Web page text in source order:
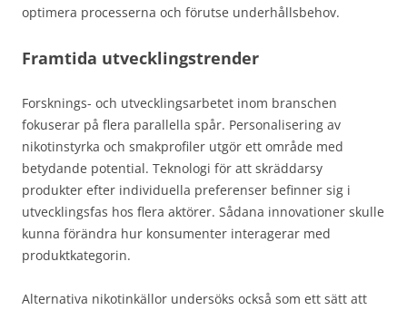
optimera processerna och förutse underhållsbehov.
Framtida utvecklingstrender
Forsknings- och utvecklingsarbetet inom branschen
fokuserar på flera parallella spår. Personalisering av
nikotinstyrka och smakprofiler utgör ett område med
betydande potential. Teknologi för att skräddarsy
produkter efter individuella preferenser befinner sig i
utvecklingsfas hos flera aktörer. Sådana innovationer skulle
kunna förändra hur konsumenter interagerar med
produktkategorin.
Alternativa nikotinkällor undersöks också som ett sätt att